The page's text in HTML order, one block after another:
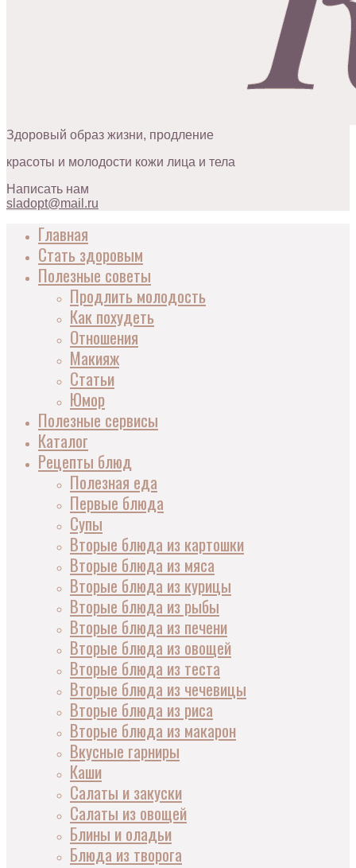
Здоровый образ жизни, продление
красоты и молодости кожи лица и тела
Написать нам
sladopt@mail.ru
Главная
Стать здоровым
Полезные советы
Продлить молодость
Как похудеть
Отношения
Макияж
Статьи
Юмор
Полезные сервисы
Каталог
Рецепты блюд
Полезная еда
Первые блюда
Супы
Вторые блюда из картошки
Вторые блюда из мяса
Вторые блюда из курицы
Вторые блюда из рыбы
Вторые блюда из печени
Вторые блюда из овощей
Вторые блюда из теста
Вторые блюда из чечевицы
Вторые блюда из риса
Вторые блюда из макарон
Вкусные гарниры
Каши
Салаты и закуски
Салаты из овощей
Блины и оладьи
Блюда из творога